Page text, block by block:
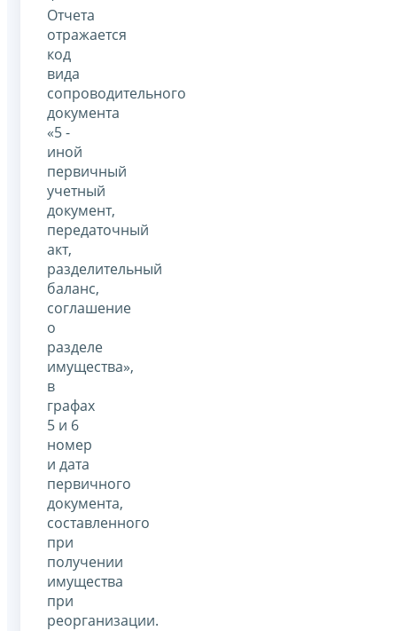
Отчета
отражается
код
вида
сопроводительного
документа
«5 -
иной
первичный
учетный
документ,
передаточный
акт,
разделительный
баланс,
соглашение
о
разделе
имущества»,
в
графах
5 и 6
номер
и дата
первичного
документа,
составленного
при
получении
имущества
при
реорганизации.